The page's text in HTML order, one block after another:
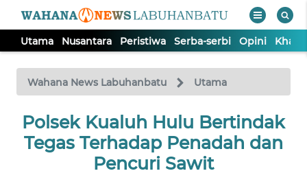
Utama Nusantara Peristiwa Serba-serbi Opini Khas
Wahana News Labuhanbatu Utama
Polsek Kualuh Hulu Bertindak
Tegas Terhadap Penadah dan
Pencuri Sawit
TV
Tutup
UTAMA